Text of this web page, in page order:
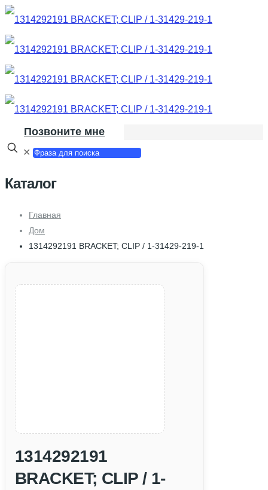
Позвоните мне
✕
Каталог
Главная
Дом
1314292191 BRACKET; CLIP / 1-31429-219-1
1314292191
BRACKET; CLIP / 1-